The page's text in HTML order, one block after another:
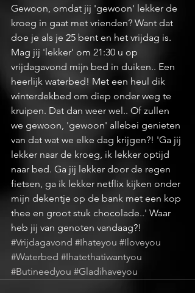
Gewoon, omdat jij 'gewoon' lekker de
kroeg in gaat met vrienden? Want dat
doe je als je 25 bent en het vrijdag is.
Mag jij 'lekker' om 21:30 u op
vrijdagavond mijn bed in duiken.. Een
heerlijk waterbed! Met een heul dik
winterdekbed om diep onder weg te
kruipen. Dat dan weer wel.. Of zullen
we gewoon, 'gewoon' allebei genieten
van dat wat we elke dag krijgen?! 'Ga jij
lekker naar de kroeg, ik lekker optijd
naar bed. Ga jij lekker door de regen
fietsen, ga ik lekker netflix kijken onder
mijn dekentje op de bank met een kop
thee en groot stuk chocolade..' Waar
heb jij van genoten vandaag?!
#Vrijdagavond #Ihateyou #Iloveyou
#Waterbed #Ihatethatiwantyou
#Butineedyou #Gladihaveyou